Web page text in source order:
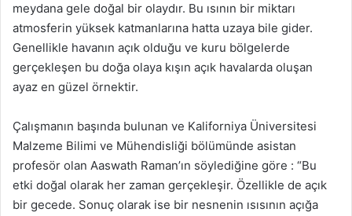
meydana gele doğal bir olaydır. Bu ısının bir miktarı
atmosferin yüksek katmanlarına hatta uzaya bile gider.
Genellikle havanın açık olduğu ve kuru bölgelerde
gerçekleşen bu doğa olaya kışın açık havalarda oluşan
ayaz en güzel örnektir.
Çalışmanın başında bulunan ve Kaliforniya Üniversitesi
Malzeme Bilimi ve Mühendisliği bölümünde asistan
profesör olan Aaswath Raman’ın söylediğine göre : “Bu
etki doğal olarak her zaman gerçekleşir. Özellikle de açık
bir gecede. Sonuç olarak ise bir nesnenin ısısının açığa